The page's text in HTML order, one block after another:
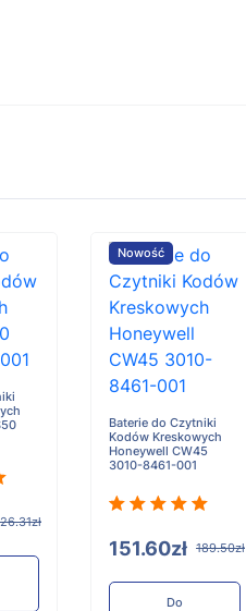
Nowość
Baterie do Czytniki
Kodów Kreskowych
Honeywell CW45
3010-8461-001
151.60zł 189.50zł
Do